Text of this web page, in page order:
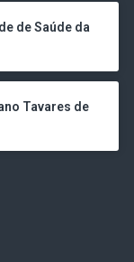
de Saúde da
Tavares de